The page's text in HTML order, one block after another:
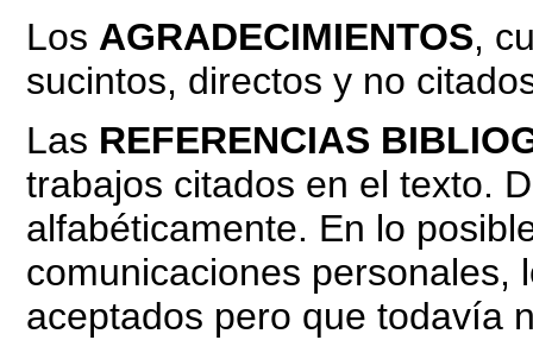
Los AGRADECIMIENTOS,
sucintos, directos y no
Las REFERENCIAS
trabajos citados en el texto.
alfabéticamente. En lo
comunicaciones personales,
aceptados pero que todavía